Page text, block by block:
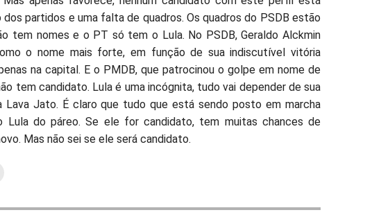
partidos e uma falta de quadros. Os quadros do PSDB estão
tem nomes e o PT só tem o Lula. No PSDB, Geraldo Alckmin
o nome mais forte, em função de sua indiscutível vitória
na capital. E o PMDB, que patrocinou o golpe em nome de
tem candidato. Lula é uma incógnita, tudo vai depender de sua
Lava Jato. É claro que tudo que está sendo posto em marcha
do páreo. Se ele for candidato, tem muitas chances de
Mas não sei se ele será candidato.